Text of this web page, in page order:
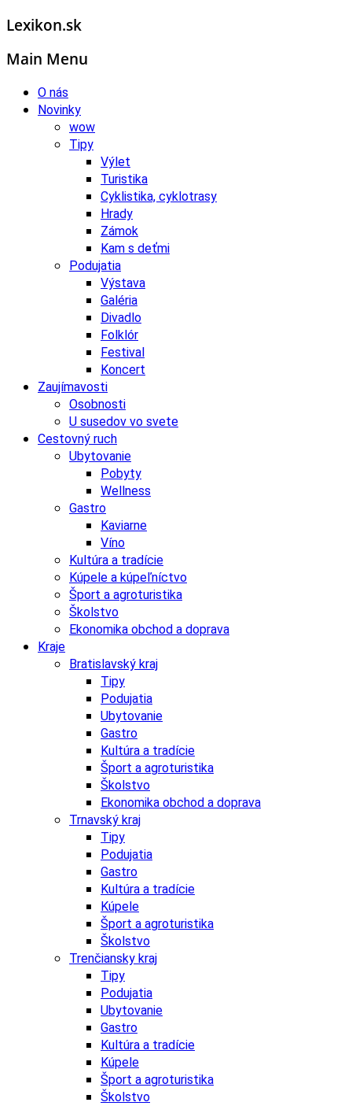
Lexikon.sk
Main Menu
O nás
Novinky
wow
Tipy
Výlet
Turistika
Cyklistika, cyklotrasy
Hrady
Zámok
Kam s deťmi
Podujatia
Výstava
Galéria
Divadlo
Folklór
Festival
Koncert
Zaujímavosti
Osobnosti
U susedov vo svete
Cestovný ruch
Ubytovanie
Pobyty
Wellness
Gastro
Kaviarne
Víno
Kultúra a tradície
Kúpele a kúpeľníctvo
Šport a agroturistika
Školstvo
Ekonomika obchod a doprava
Kraje
Bratislavský kraj
Tipy
Podujatia
Ubytovanie
Gastro
Kultúra a tradície
Šport a agroturistika
Školstvo
Ekonomika obchod a doprava
Trnavský kraj
Tipy
Podujatia
Gastro
Kultúra a tradície
Kúpele
Šport a agroturistika
Školstvo
Trenčiansky kraj
Tipy
Podujatia
Ubytovanie
Gastro
Kultúra a tradície
Kúpele
Šport a agroturistika
Školstvo